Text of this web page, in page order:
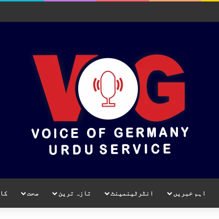
اہم خبریں انٹرٹینمینٹ تازہ ترین صحت